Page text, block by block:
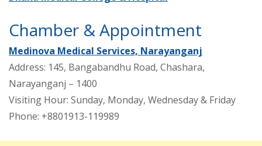
Chamber & Appointment
Medinova Medical Services, Narayanganj
Address: 145, Bangabandhu Road, Chashara,
Narayanganj – 1400
Visiting Hour: Sunday, Monday, Wednesday & Friday
Phone: +8801913-119989